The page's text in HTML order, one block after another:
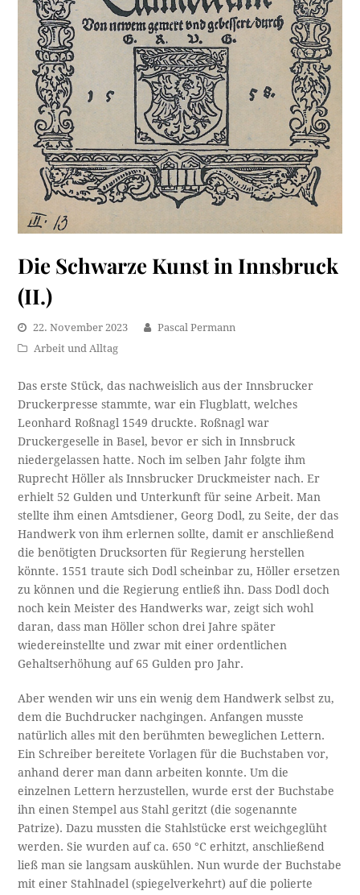
Die Schwarze Kunst in Innsbruck
(II.)
22. November 2023
Pascal Permann
Arbeit und Alltag
Das erste Stück, das nachweislich aus der Innsbrucker
Druckerpresse stammte, war ein Flugblatt, welches
Leonhard Roßnagl 1549 druckte. Roßnagl war
Druckergeselle in Basel, bevor er sich in Innsbruck
niedergelassen hatte. Noch im selben Jahr folgte ihm
Ruprecht Höller als Innsbrucker Druckmeister nach. Er
erhielt 52 Gulden und Unterkunft für seine Arbeit. Man
stellte ihm einen Amtsdiener, Georg Dodl, zu Seite, der das
Handwerk von ihm erlernen sollte, damit er anschließend
die benötigten Drucksorten für Regierung herstellen
könnte. 1551 traute sich Dodl scheinbar zu, Höller ersetzen
zu können und die Regierung entließ ihn. Dass Dodl doch
noch kein Meister des Handwerks war, zeigt sich wohl
daran, dass man Höller schon drei Jahre später
wiedereinstellte und zwar mit einer ordentlichen
Gehaltserhöhung auf 65 Gulden pro Jahr.
Aber wenden wir uns ein wenig dem Handwerk selbst zu,
dem die Buchdrucker nachgingen. Anfangen musste
natürlich alles mit den berühmten beweglichen Lettern.
Ein Schreiber bereitete Vorlagen für die Buchstaben vor,
anhand derer man dann arbeiten konnte. Um die
einzelnen Lettern herzustellen, wurde erst der Buchstabe
ihn einen Stempel aus Stahl geritzt (die sogenannte
Patrize). Dazu mussten die Stahlstücke erst weichgeglüht
werden. Sie wurden auf ca. 650 °C erhitzt, anschließend
ließ man sie langsam auskühlen. Nun wurde der Buchstabe
mit einer Stahlnadel (spiegelverkehrt) auf die polierte